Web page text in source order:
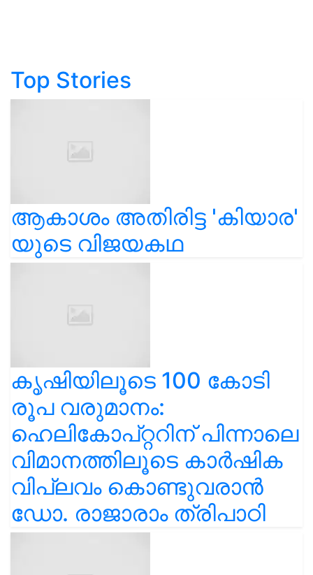
Top Stories
ആകാശം അതിരിട്ട 'കിയാര'
യുടെ വിജയകഥ
കൃഷിയിലൂടെ 100 കോടി
രൂപ വരുമാനം:
ഹെലികോപ്റ്ററിന് പിന്നാലെ
വിമാനത്തിലൂടെ കാർഷിക
വിപ്ലവം കൊണ്ടുവരാൻ
ഡോ. രാജാരാം ത്രിപാഠി